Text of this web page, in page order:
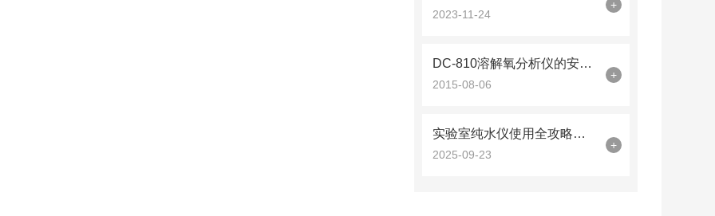
2023-11-24
+
DC-810溶解氧分析仪的安装维护要点
2015-08-06
+
实验室纯水仪使用全攻略，从入门到规范操作
2025-09-23
+